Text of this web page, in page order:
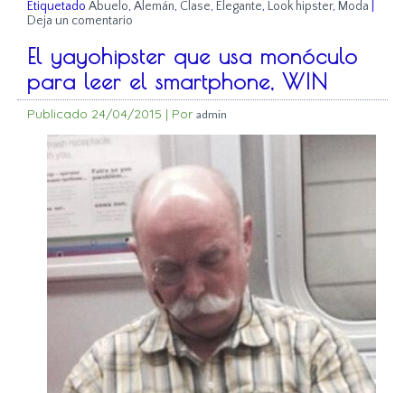
Etiquetado Abuelo,Alemán, Clase, Elegante, Look hipster, Moda
Deja un comentario
El yayohipster que usa monóculo
para leer el smartphone, WIN
Publicado 24/04/2015 | Por admin